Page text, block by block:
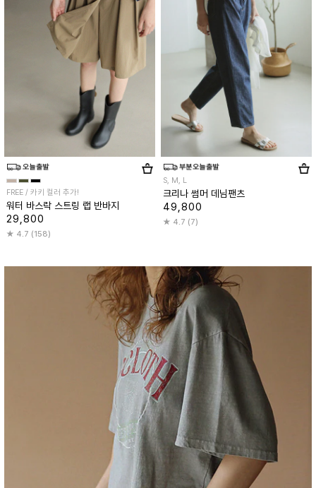
FREE / 카키 컬러 추가!
워터 바스락 스트링 랩 반바지
29,800
4.7 (158)
S, M, L
크리나 썸머 데님팬츠
49,800
4.7 (7)